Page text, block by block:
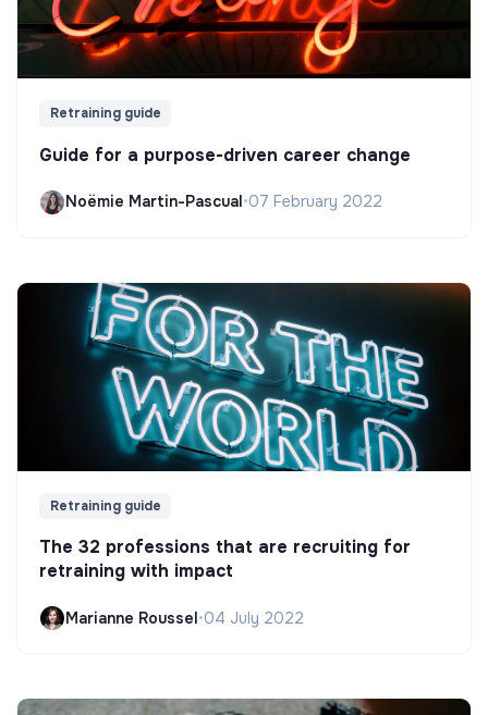
Retraining guide
Guide for a purpose-driven career change
Noëmie Martin-Pascual•07 February 2022
Retraining guide
The 32 professions that are recruiting for
retraining with impact
Marianne Roussel•04 July 2022